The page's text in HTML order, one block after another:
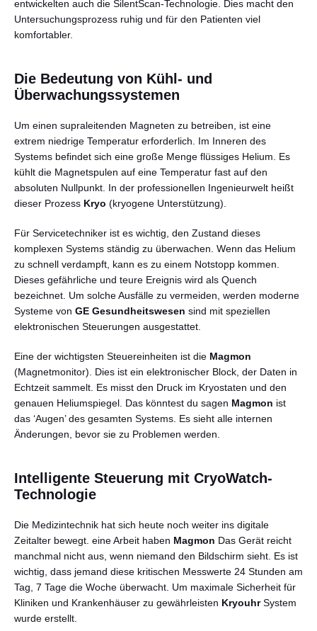
entwickelten auch die SilentScan-Technologie. Dies macht den
Untersuchungsprozess ruhig und für den Patienten viel
komfortabler.
Die Bedeutung von Kühl- und
Überwachungssystemen
Um einen supraleitenden Magneten zu betreiben, ist eine
extrem niedrige Temperatur erforderlich. Im Inneren des
Systems befindet sich eine große Menge flüssiges Helium. Es
kühlt die Magnetspulen auf eine Temperatur fast auf den
absoluten Nullpunkt. In der professionellen Ingenieurwelt heißt
dieser Prozess Kryo (kryogene Unterstützung).
Für Servicetechniker ist es wichtig, den Zustand dieses
komplexen Systems ständig zu überwachen. Wenn das Helium
zu schnell verdampft, kann es zu einem Notstopp kommen.
Dieses gefährliche und teure Ereignis wird als Quench
bezeichnet. Um solche Ausfälle zu vermeiden, werden moderne
Systeme von GE Gesundheitswesen sind mit speziellen
elektronischen Steuerungen ausgestattet.
Eine der wichtigsten Steuereinheiten ist die Magmon
(Magnetmonitor). Dies ist ein elektronischer Block, der Daten in
Echtzeit sammelt. Es misst den Druck im Kryostaten und den
genauen Heliumspiegel. Das könntest du sagen Magmon ist
das ‘Augen’ des gesamten Systems. Es sieht alle internen
Änderungen, bevor sie zu Problemen werden.
Intelligente Steuerung mit CryoWatch-
Technologie
Die Medizintechnik hat sich heute noch weiter ins digitale
Zeitalter bewegt. eine Arbeit haben Magmon Das Gerät reicht
manchmal nicht aus, wenn niemand den Bildschirm sieht. Es ist
wichtig, dass jemand diese kritischen Messwerte 24 Stunden am
Tag, 7 Tage die Woche überwacht. Um maximale Sicherheit für
Kliniken und Krankenhäuser zu gewährleisten KryouhrSystem
wurde erstellt.